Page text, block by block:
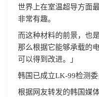
世界上在室温超导方面
非常有趣。
而这种材料的前景，也
那么根据它能够承载的
可以得到改进。」
韩国已成立LK-99检测
根据网友转发的韩国媒